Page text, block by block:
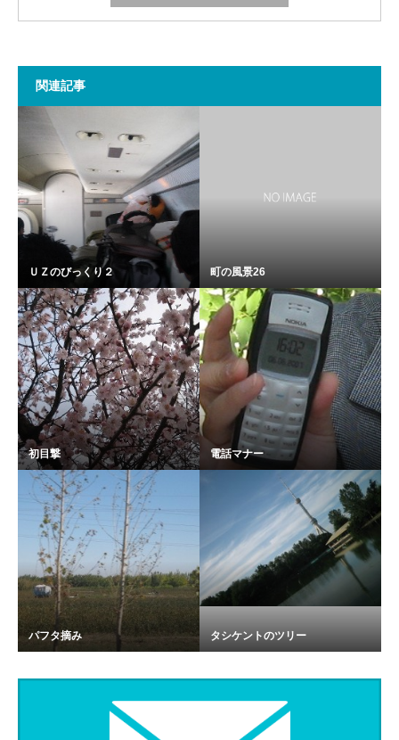
関連記事
ＵＺのびっくり２ 町の風景26
初目撃 電話マナー
パフタ摘み タシケントのツリー